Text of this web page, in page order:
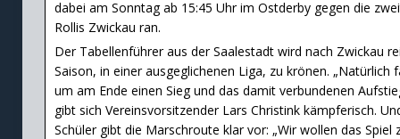
dabei am Sonntag ab 15:45 Uhr im Ostderby gegen die
Rollis Zwickau ran.
Der Tabellenführer aus der Saalestadt wird nach Zwickau
Saison, in einer ausgeglichenen Liga, zu krönen. „Natürlich
um am Ende einen Sieg und das damit verbundenen
gibt sich Vereinsvorsitzender Lars Christink kämpferisch.
Schüler gibt die Marschroute klar vor: „Wir wollen das Spiel